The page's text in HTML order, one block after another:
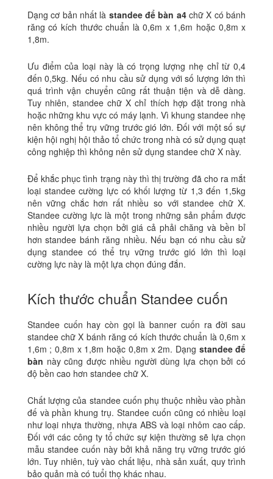
Dạng cơ bản nhất là standee để bàn a4chữ X có bánh
răng có kích thước chuẩn là 0,6m x 1,6m hoặc 0,8m x
1,8m.
Ưu điểm của loại này là có trọng lượng nhẹ chỉ từ 0,4
đến 0,5kg. Nếu có nhu cầu sử dụng với số lượng lớn thì
quá trình vận chuyển cũng rất thuận tiện và dễ dàng.
Tuy nhiên, standee chữ X chỉ thích hợp đặt trong nhà
hoặc những khu vực có máy lạnh. Vì khung standee nhẹ
nên không thể trụ vững trước gió lớn. Đối với một số sự
kiện hội nghị hội thảo tổ chức trong nhà có sử dụng quạt
công nghiệp thì không nên sử dụng standee chữ X này.
Để khắc phục tình trạng này thì thị trường đã cho ra mắt
loại standee cường lực có khối lượng từ 1,3 đến 1,5kg
nên vững chắc hơn rất nhiều so với standee chữ X.
Standee cường lực là một trong những sản phẩm được
nhiều người lựa chọn bởi giá cả phải chăng và bền bỉ
hơn standee bánh răng nhiều. Nếu bạn có nhu cầu sử
dụng standee có thể trụ vững trước gió lớn thì loại
cường lực này là một lựa chọn đúng đắn.
Kích thước chuẩn Standee cuốn
Standee cuốn hay còn gọi là banner cuốn ra đời sau
standee chữ X bánh răng có kích thước chuẩn là 0,6m x
1,6m ; 0,8m x 1,8m hoặc 0,8m x 2m. Dạng standee để
bàn này cũng được nhiều người dùng lựa chọn bởi có
độ bền cao hơn standee chữ X.
Chất lượng của standee cuốn phụ thuộc nhiều vào phần
đế và phần khung trụ. Standee cuốn cũng có nhiều loại
như loại nhựa thường, nhựa ABS và loại nhôm cao cấp.
Đối với các công ty tổ chức sự kiện thường sẽ lựa chọn
mẫu standee cuốn này bởi khả năng trụ vững trước gió
lớn. Tuy nhiên, tuỳ vào chất liệu, nhà sản xuất, quy trình
bảo quản mà có tuổi thọ khác nhau.